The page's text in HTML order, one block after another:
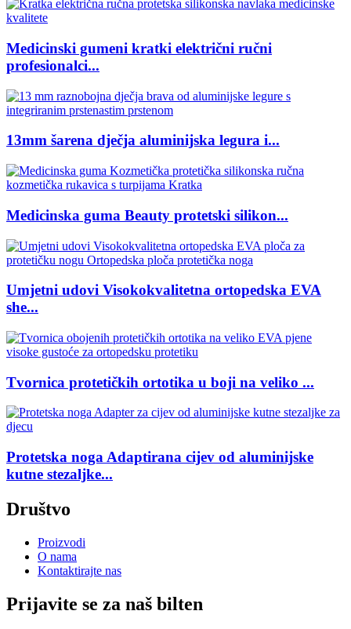
Medicinski gumeni kratki električni ručni
profesionalci...
13mm šarena dječja aluminijska legura i...
Medicinska guma Beauty protetski silikon...
Umjetni udovi Visokokvalitetna ortopedska EVA
she...
Tvornica protetičkih ortotika u boji na veliko ...
Protetska noga Adaptirana cijev od aluminijske
kutne stezaljke...
Društvo
Proizvodi
O nama
Kontaktirajte nas
Prijavite se za naš bilten